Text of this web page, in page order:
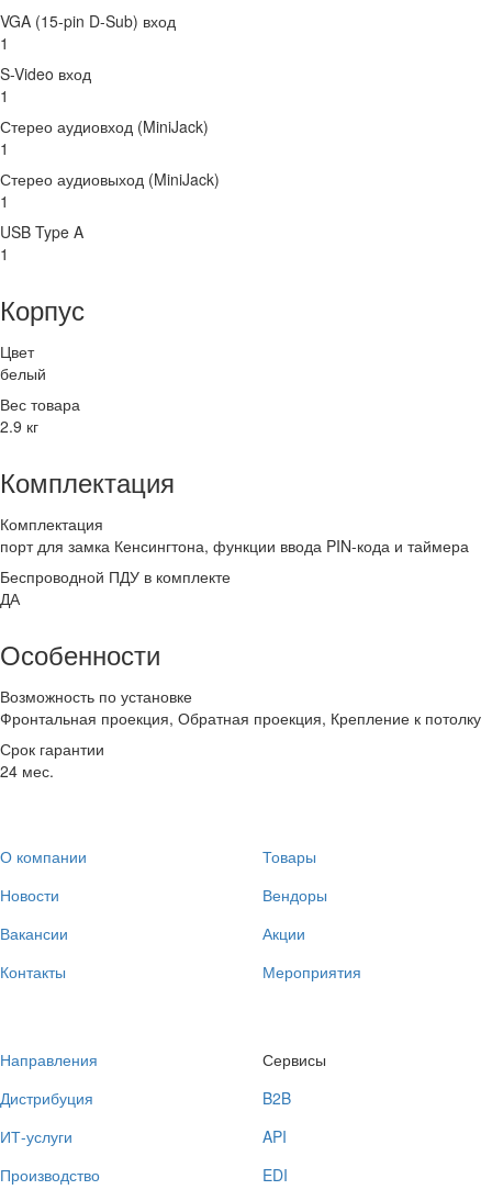
VGA (15-pin D-Sub) вход
1
S-Video вход
1
Стерео аудиовход (MiniJack)
1
Стерео аудиовыход (MiniJack)
1
USB Type A
1
Корпус
Цвет
белый
Вес товара
2.9 кг
Комплектация
Комплектация
порт для замка Кенсингтона, функции ввода PIN-кода и таймера
Беспроводной ПДУ в комплекте
ДА
Особенности
Возможность по установке
Фронтальная проекция, Обратная проекция, Крепление к потолку
Срок гарантии
24 мес.
О компании
Новости
Вакансии
Контакты
Товары
Вендоры
Акции
Мероприятия
Направления
Дистрибуция
ИТ-услуги
Производство
Сервисы
B2B
API
EDI